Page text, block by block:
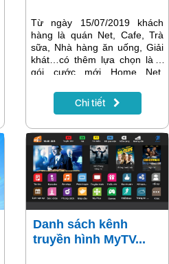
Từ ngày 15/07/2019 khách
hàng là quán Net, Cafe, Trà
sữa, Nhà hàng ăn uống, Giải
khát…có thêm lựa chọn là 2
gói cước mới Home Net,
Chi tiết
Danh sách kênh
truyền hình MyTV...